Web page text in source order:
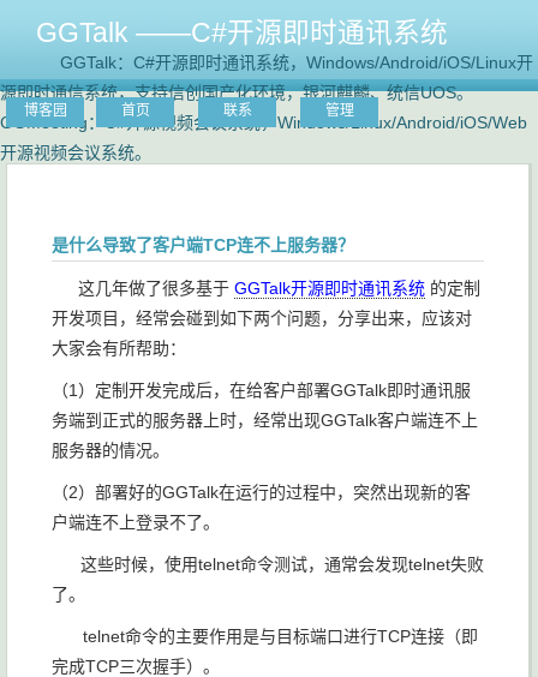
GGTalk ——C#开源即时通讯系统
GGTalk：C#开源即时通讯系统，Windows/Android/iOS/Linux开
源即时通信系统，支持信创国产化环境，银河麒麟、统信UOS。
GGMeeting：C#开源视频会议系统，Windows/Linux/Android/iOS/Web
开源视频会议系统。
博客园 首页 联系 管理
是什么导致了客户端TCP连不上服务器？
这几年做了很多基于 GGTalk开源即时通讯系统 的定制
开发项目，经常会碰到如下两个问题，分享出来，应该对
大家会有所帮助：
（1）定制开发完成后，在给客户部署GGTalk即时通讯服
务端到正式的服务器上时，经常出现GGTalk客户端连不上
服务器的情况。
（2）部署好的GGTalk在运行的过程中，突然出现新的客
户端连不上登录不了。
这些时候，使用telnet命令测试，通常会发现telnet失败
了。
telnet命令的主要作用是与目标端口进行TCP连接（即
完成TCP三次握手）。